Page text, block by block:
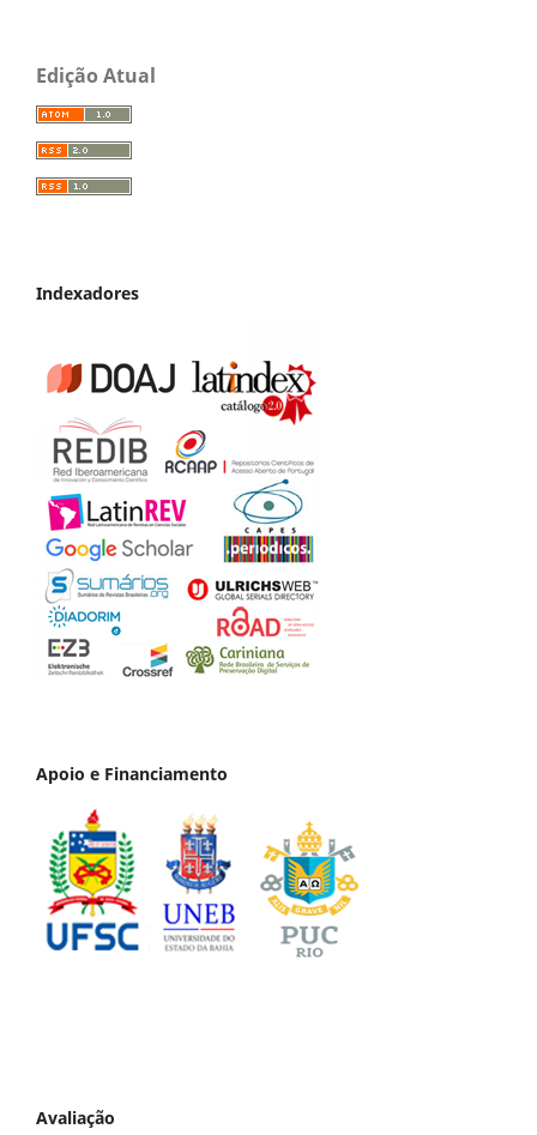
Edição Atual
Indexadores
Apoio e Financiamento
Avaliação